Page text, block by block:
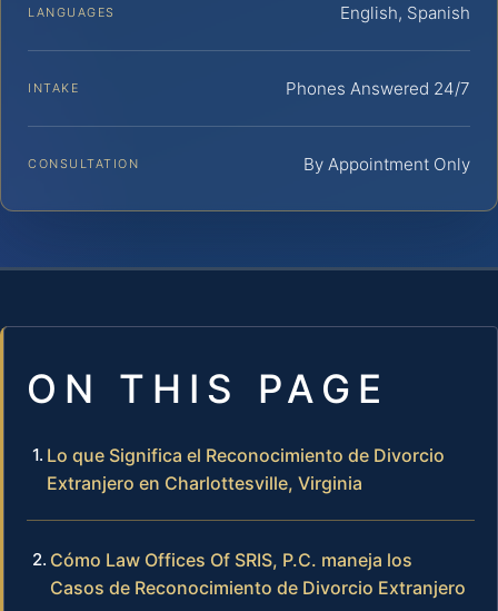
LANGUAGES English, Spanish
INTAKE Phones Answered 24/7
CONSULTATION By Appointment Only
ON THIS PAGE
Lo que Significa el Reconocimiento de Divorcio
Extranjero en Charlottesville, Virginia
Cómo Law Offices Of SRIS, P.C. maneja los
Casos de Reconocimiento de Divorcio Extranjero